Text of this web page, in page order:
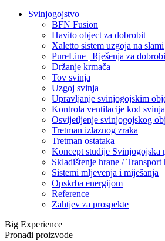
Svinjogojstvo
BFN Fusion
Havito object za dobrobit
Xaletto sistem uzgoja na slami
PureLine | Rješenja za
Držanje krmača
Tov svinja
Uzgoj svinja
Upravljanje svinjogojskim
Kontrola ventilacije kod svinja
Osvijetljenje svinjogojskog
Tretman izlaznog zraka
Tretman ostataka
Koncept studije Svinjogojska
Skladištenje hrane / Transport
Sistemi mljevenja i miješanja
Opskrba energijom
Reference
Zahtjev za prospekte
Big Experience
Pronađi proizvode